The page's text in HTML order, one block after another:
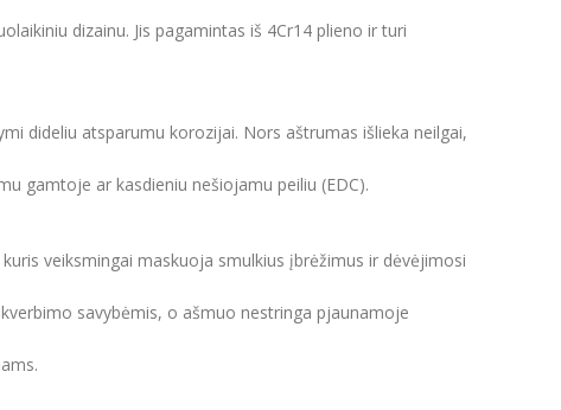
dizainu. Jis pagamintas iš 4Cr14 plieno ir turi
dideliu atsparumu korozijai. Nors aštrumas išlieka neilgai,
gamtoje ar kasdieniu nešiojamu peiliu (EDC).
veiksmingai maskuoja smulkius įbrėžimus ir dėvėjimosi
savybėmis, o ašmuo nestringa pjaunamoje